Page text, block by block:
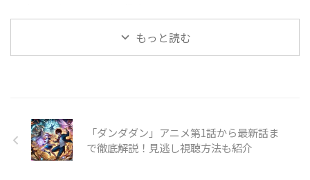
最強の錬金術師？」漫画とアニメ
の基本情報 「いずれ最強の錬金
ちがどのようにタクミと関わり、
物語にどんな影響を与えるのか？
共存する、独特な世界観が魅力の
作品です。 主人公・坂本太郎
は、「サカモトデイズ」の世界観
の魅力に迫り、バトルシーンと日
常の対比がどのように物語を彩っ
ているのかを詳しく解説します！
もっと読む
「ダンダダン」アニメ第1話から最新話ま
で徹底解説！見逃し視聴方法も紹介